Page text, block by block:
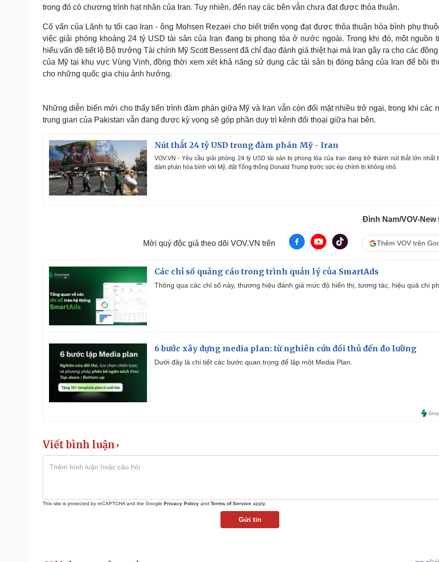
trong đó có chương trình hạt nhân của Iran. Tuy nhiên, đến nay các bên vẫn chưa đạt được thỏa thuận.
Cố vấn của Lãnh tụ tối cao Iran - ông Mohsen Rezaei cho biết triển vọng đạt được thỏa thuận hòa bình phụ
việc giải phóng khoảng 24 tỷ USD tài sản của Iran đang bị phong tỏa ở nước ngoài. Trong khi đó, một nguồn
hiểu vấn đề tiết lộ Bộ trưởng Tài chính Mỹ Scott Bessent đã chỉ đạo đánh giá thiệt hại mà Iran gây ra cho các
của Mỹ tại khu vực Vùng Vịnh, đồng thời xem xét khả năng sử dụng các tài sản bị đóng băng của Iran để bồi
cho những quốc gia chịu ảnh hưởng.
Những diễn biến mới cho thấy tiến trình đàm phán giữa Mỹ và Iran vẫn còn đối mặt nhiều trở ngại, trong khi các
trung gian của Pakistan vẫn đang được kỳ vọng sẽ góp phần duy trì kênh đối thoại giữa hai bên.
Nút thắt 24 tỷ USD trong đàm phán Mỹ - Iran
VOV.VN - Yêu cầu giải phóng 24 tỷ USD tài sản bị phong tỏa của Iran đang trở thành nút thắt lớn nhất
đàm phán hòa bình với Mỹ, đặt Tổng thống Donald Trump trước sức ép chính trị không nhỏ.
Đình Nam/VOV-New
Mời quý độc giả theo dõi VOV.VN trên Thêm VOV trên
Các chỉ số quảng cáo trong trình quản lý của SmartAds
Thông qua các chỉ số này, thương hiệu đánh giá mức độ hiển thị, tương tác, hiệu quả chi
6 bước xây dựng media plan: từ nghiên cứu đối thủ đến đo lường
Dưới đây là chi tiết các bước quan trọng để lập một Media Plan.
Viết bình luận
This site is protected by reCAPTCHA and the Google Privacy Policy and Terms of Service apply.
Gửi tin